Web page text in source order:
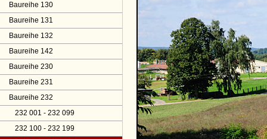
Baureihe 130
Baureihe 131
Baureihe 132
Baureihe 142
Baureihe 230
Baureihe 231
Baureihe 232
232 001 - 232 099
232 100 - 232 199